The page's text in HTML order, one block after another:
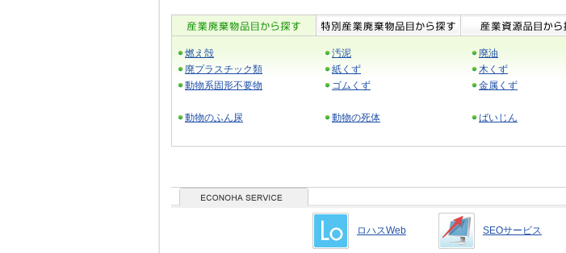
燃え殻 汚泥 廃油
廃プラスチック類
紙くず 木くず
動物系固形不要物
ゴムくず 金属くず
動物のふん尿
動物の死体 ばいじん
ロハスWeb SEOサービス